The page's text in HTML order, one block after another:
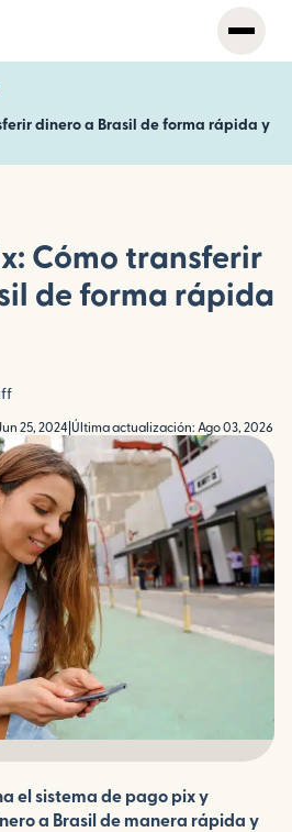
dinero a Brasil de forma rápida y
Cómo transferir
de forma rápida
25, 2024 Última actualización: Ago 03, 2026
el sistema de pago pix y
a Brasil de manera rápida y